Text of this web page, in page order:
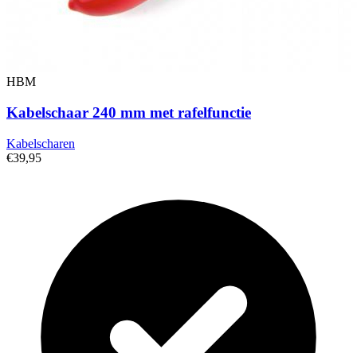
HBM
Kabelschaar 240 mm met rafelfunctie
Kabelscharen
€39,95